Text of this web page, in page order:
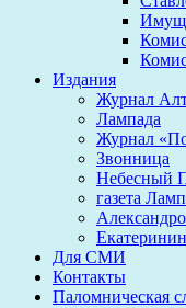
Издания
Журнал
Лампада
Журнал
Звонница
Небесный
газета
Для СМИ
Контакты
Паломническая